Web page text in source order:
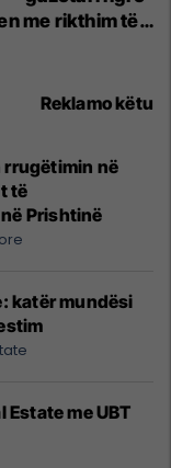
me rikthim të
Reklamo këtu
rrugëtimin në
të
Prishtinë
katër mundësi
Estate me UBT